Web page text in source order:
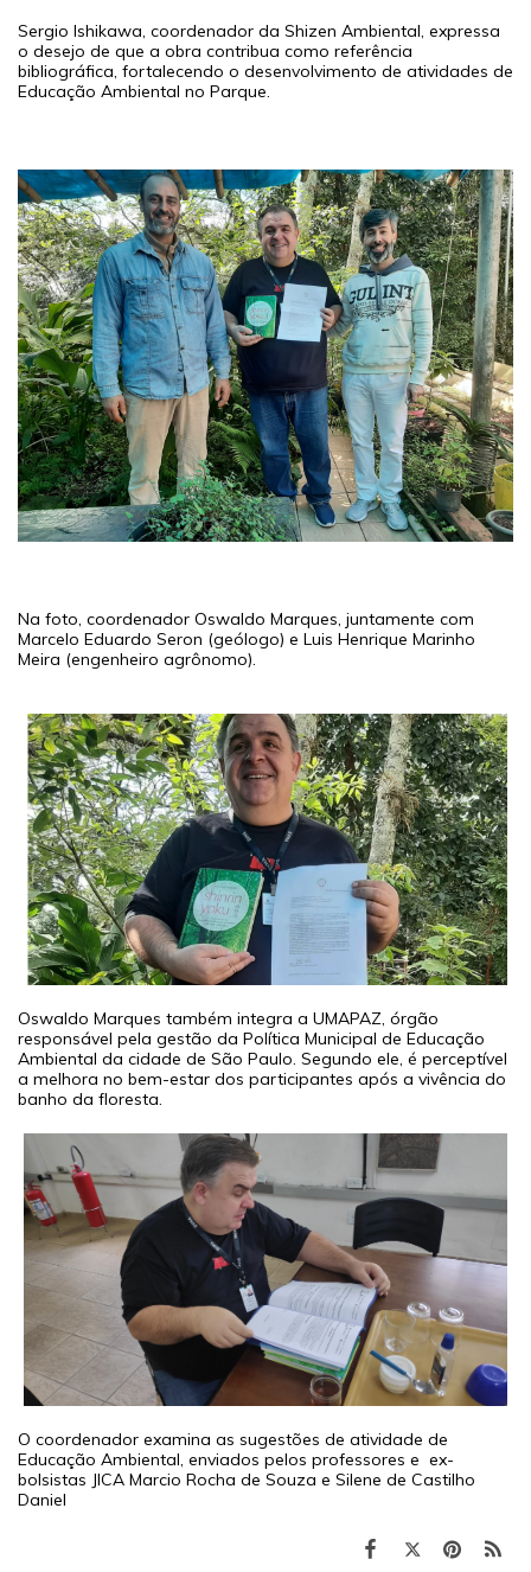
Sergio Ishikawa, coordenador da Shizen Ambiental, expressa
o desejo de que a obra contribua como referência
bibliográfica, fortalecendo o desenvolvimento de atividades de
Educação Ambiental no Parque.
Na foto, coordenador Oswaldo Marques, juntamente com
Marcelo Eduardo Seron (geólogo) e Luis Henrique Marinho
Meira (engenheiro agrônomo).
Oswaldo Marques também integra a UMAPAZ, órgão
responsável pela gestão da Política Municipal de Educação
Ambiental da cidade de São Paulo. Segundo ele, é perceptível
a melhora no bem-estar dos participantes após a vivência do
banho da floresta.
O coordenador examina as sugestões de atividade de
Educação Ambiental, enviados pelos professores e ex-
bolsistas JICA Marcio Rocha de Souza e Silene de Castilho
Daniel